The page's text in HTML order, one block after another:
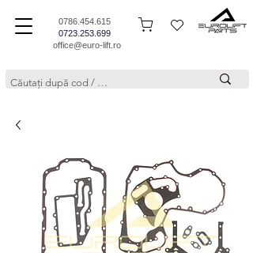
0786.454.615
0723.253.699
office@euro-lift.ro